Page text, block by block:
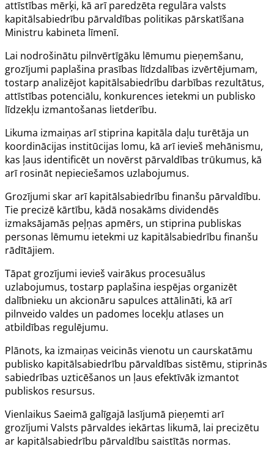
attīstības mērķi, kā arī paredzēta regulāra valsts
kapitālsabiedrību pārvaldības politikas pārskatīšana
Ministru kabineta līmenī.
Lai nodrošinātu pilnvērtīgāku lēmumu pieņemšanu,
grozījumi paplašina prasības līdzdalības izvērtējumam,
tostarp analizējot kapitālsabiedrību darbības rezultātus,
attīstības potenciālu, konkurences ietekmi un publisko
līdzekļu izmantošanas lietderību.
Likuma izmaiņas arī stiprina kapitāla daļu turētāja un
koordinācijas institūcijas lomu, kā arī ievieš mehānismu,
kas ļaus identificēt un novērst pārvaldības trūkumus, kā
arī rosināt nepieciešamos uzlabojumus.
Grozījumi skar arī kapitālsabiedrību finanšu pārvaldību.
Tie precizē kārtību, kādā nosakāms dividendēs
izmaksājamās peļņas apmērs, un stiprina publiskas
personas lēmumu ietekmi uz kapitālsabiedrību finanšu
rādītājiem.
Tāpat grozījumi ievieš vairākus procesuālus
uzlabojumus, tostarp paplašina iespējas organizēt
dalībnieku un akcionāru sapulces attālināti, kā arī
pilnveido valdes un padomes locekļu atlases un
atbildības regulējumu.
Plānots, ka izmaiņas veicinās vienotu un caurskatāmu
publisko kapitālsabiedrību pārvaldības sistēmu, stiprinās
sabiedrības uzticēšanos un ļaus efektīvāk izmantot
publiskos resursus.
Vienlaikus Saeimā galīgajā lasījumā pieņemti arī
grozījumi Valsts pārvaldes iekārtas likumā, lai precizētu
ar kapitālsabiedrību pārvaldību saistītās normas.